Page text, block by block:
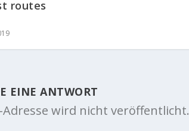
routes
EINE ANTWORT
Adresse wird nicht veröffentlicht.